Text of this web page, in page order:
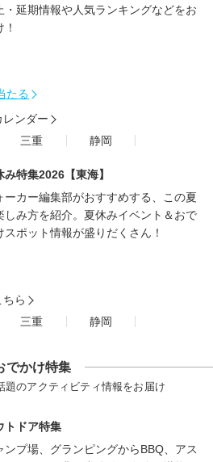
・延期情報や人気ランキングなどをお
たる
ンダー
三重 静岡
み特集2026【東海】
ーカー編集部がおすすめする、この夏
しみ方を紹介。夏休みイベント＆おで
スポット情報が盛りだくさん！
ら
三重 静岡
でかけ特集
題のアクティビティ情報をお届け
トドア特集
ンプ場、グランピングからBBQ、アス